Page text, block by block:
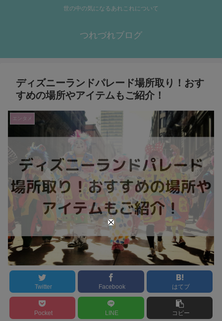
世の中の気になるあれこれについて
つれづれブログ
ディズニーランドパレード場所取り！おす
すめの場所やアイテムもご紹介！
エンタメ
Twitter Facebook はてブ
Pocket LINE コピー